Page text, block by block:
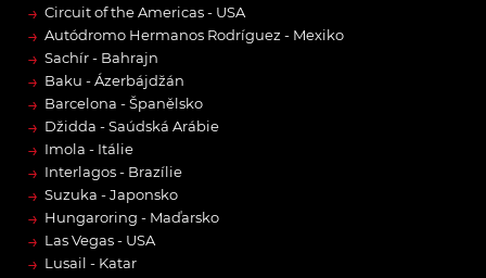
→ Circuit of the Americas - USA
→ Autódromo Hermanos Rodríguez - Mexiko
→ Sachír - Bahrajn
→ Baku - Ázerbájdžán
→ Barcelona - Španělsko
→ Džidda - Saúdská Arábie
→ Imola - Itálie
→ Interlagos - Brazílie
→ Suzuka - Japonsko
→ Hungaroring - Maďarsko
→ Las Vegas - USA
→ Lusail - Katar